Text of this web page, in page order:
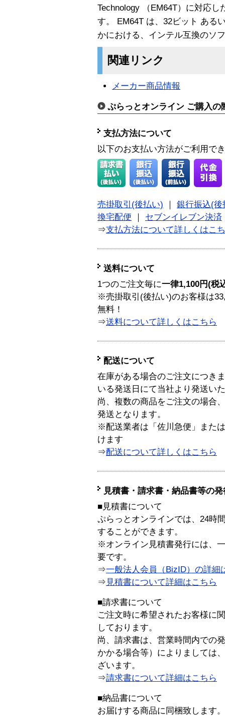
Technology （EM64T）に対応
す。 EM64T は、32ビット ある
かにおける、インテル互換のソ
関連リンク
メーカー商品情報
ぷらっとオンライン ご購入の
支払方法について
以下のお支払い方法がご利用で
売掛取引(後払い)
銀行振込(後
換宅配便
セブンイレブン決済
⇒支払方法について詳しくはこ
送料について
1つのご注文毎に一律1,100円(税
※売掛取引(後払い)のお客様は
無料！
⇒送料について詳しくはこちら
配送について
在庫がある場合のご注文につき
いる発送日にて当社より発送い
尚、複数の商品をご注文の場合
発送となります。
※配送業者は「佐川急便」また
けます
⇒配送について詳しくはこちら
見積書・請求書・納品書等の
■見積書について
ぷらっとオンラインでは、24時
することができます。
※オンライン見積書発行には、
要です。
⇒一般法人会員（BizID）の詳細
⇒ 見積書について詳細はこちら
■請求書について
ご注文時に希望されたお客様に
しております。
尚、請求書は、営業時間内での
かかる場合等）によりましては
ざいます。
⇒請求書について詳細はこちら
■納品書について
お届けする商品に同梱致します。